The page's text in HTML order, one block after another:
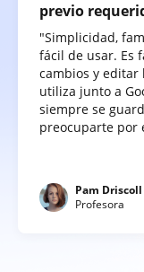
previo
"Simplicidad,
fácil de usar. Es
cambios y editar
utiliza junto a
siempre se
preocuparte por
Pam Driscoll
Profesora